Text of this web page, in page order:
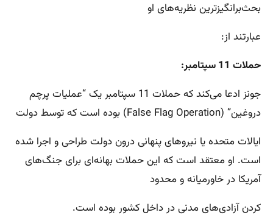
بحث‌برانگیزترین نظریه‌های او
عبارتند از:
حملات 11 سپتامبر:
جونز ادعا می‌کند که حملات 11 سپتامبر یک “عملیات پرچم
دروغین” (False Flag Operation) بوده است که توسط دولت
ایالات متحده یا نیروهای پنهانی درون دولت طراحی و اجرا شده
است. او معتقد است که این حملات بهانه‌ای برای جنگ‌های
آمریکا در خاورمیانه و محدود
کردن آزادی‌های مدنی در داخل کشور بوده است.